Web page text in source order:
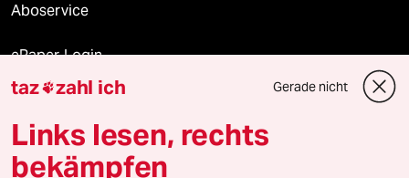
Aboservice
ePaper Login
Downloads für Abonnierende
taz zahl ich Gerade nicht
Links lesen, rechts
bekämpfen